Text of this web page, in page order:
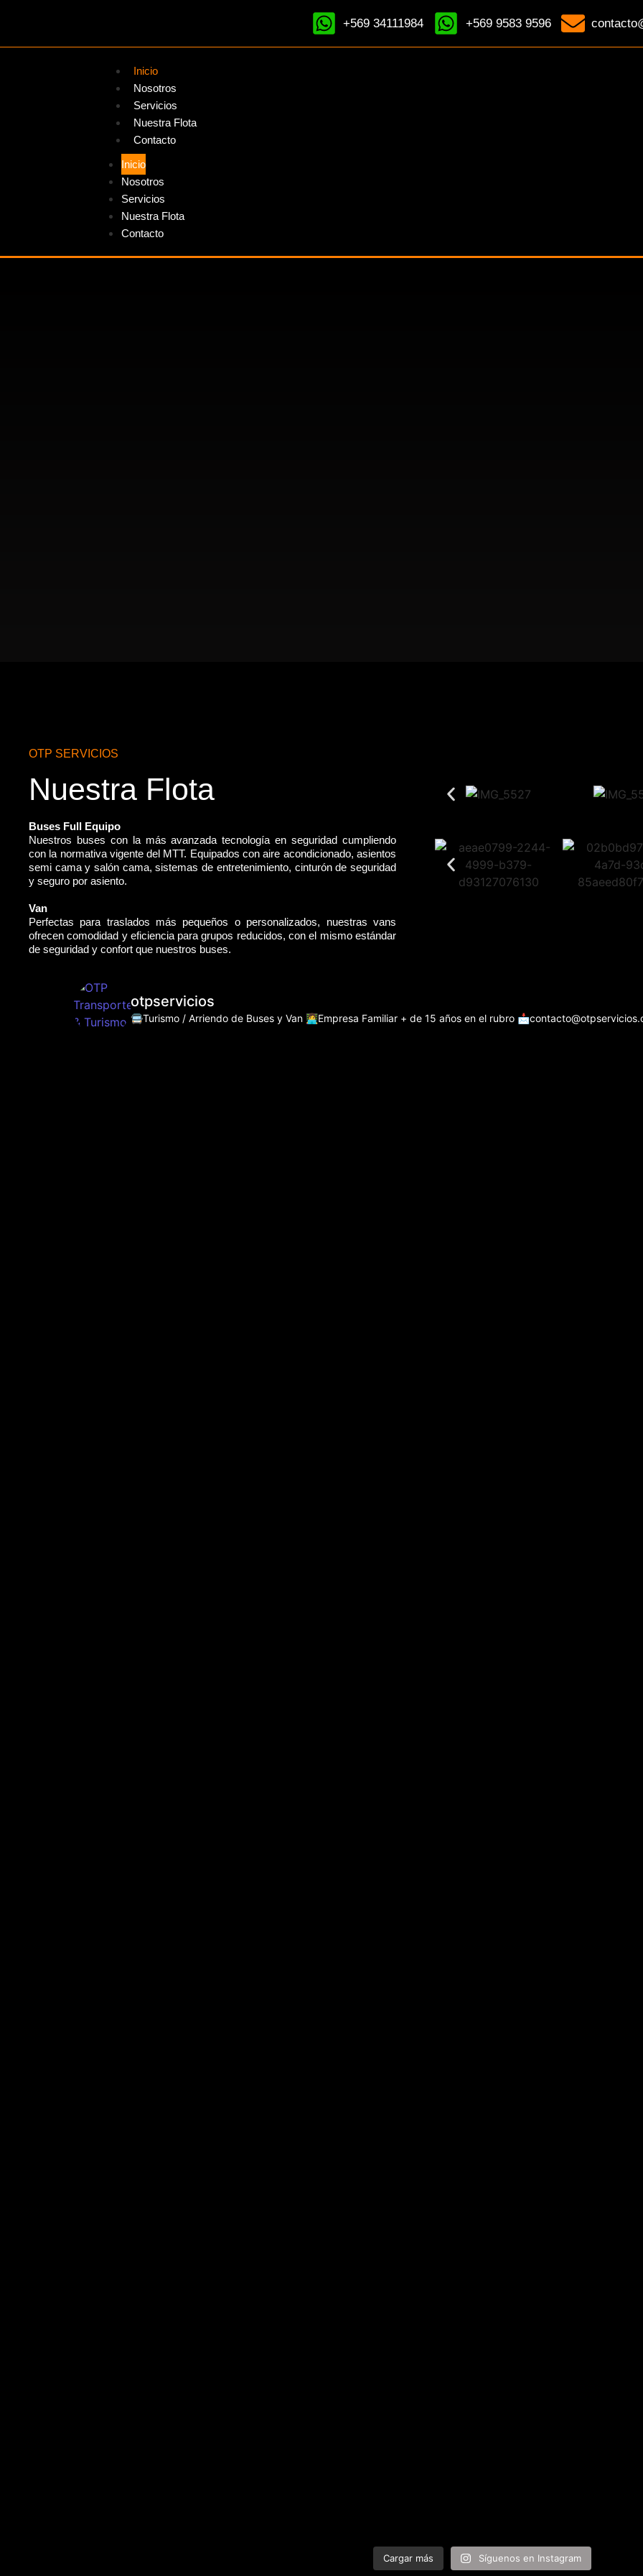
+569 34111984 +569 9583 9596
Inicio
Nosotros
Servicios
Nuestra Flota
Contacto
Inicio
Nosotros
Servicios
Nuestra Flota
Contacto
OTP SERVICIOS
Nuestra Flota
Buses Full Equipo
Nuestros buses con la más avanzada tecnología en seguridad cumpliendo
con la normativa vigente del MTT. Equipados con aire acondicionado, asientos
semi cama y salón cama, sistemas de entretenimiento, cinturón de seguridad
y seguro por asiento.
Van
Perfectas para traslados más pequeños o personalizados, nuestras vans
ofrecen comodidad y eficiencia para grupos reducidos, con el mismo estándar
de seguridad y confort que nuestros buses.
otpservicios
🚍Turismo / Arriendo de Buses y Van 👩‍💻Empresa Familiar + de 15 años en el rubro
Cargar más Síguenos en Instagram